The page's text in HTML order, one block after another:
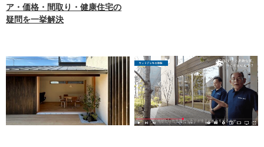
ア・価格・間取り・健康住宅の
疑問を一挙解決